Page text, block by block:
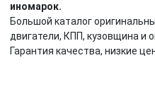
иномарок.
Большой каталог
двигатели, КПП, кузовщина и
Гарантия качества, низкие